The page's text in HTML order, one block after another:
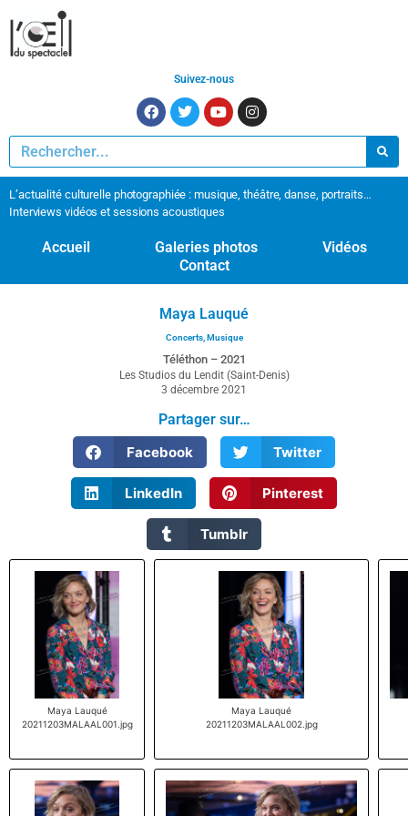
Suivez-nous
L’actualité culturelle photographiée : musique, théâtre, danse, portraits…
Interviews vidéos et sessions acoustiques
Accueil Galeries photos
Vidéos
Contact
Maya Lauqué
Concerts,Musique
Téléthon – 2021
Les Studios du Lendit (Saint-Denis)
3 décembre 2021
Partager sur…
Facebook
Twitter
LinkedIn Pinterest
Tumblr
Maya Lauqué
20211203MALAAL001.jpg
Maya Lauqué
20211203MALAAL002.jpg